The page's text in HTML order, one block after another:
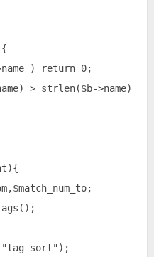
) return 0;
> strlen($b->name) )